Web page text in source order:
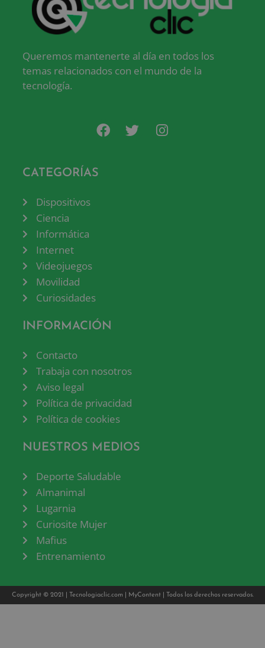
Queremos mantenerte al día en todos los
temas relacionados con el mundo de la
tecnología.
CATEGORÍAS
Dispositivos
Ciencia
Informática
Internet
Videojuegos
Movilidad
Curiosidades
INFORMACIÓN
Contacto
Trabaja con nosotros
Aviso legal
Política de privacidad
Política de cookies
NUESTROS MEDIOS
Deporte Saludable
Almanimal
Lugarnia
Curiosite Mujer
Mafius
Entrenamiento
Copyright © 2021 | Tecnologiaclic.com MyContent| Todos los derechos reservados.